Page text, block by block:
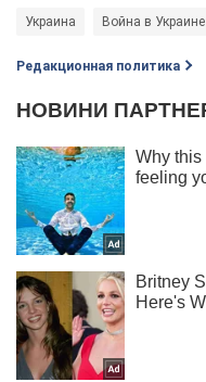
Украина Война в Украине
Редакционная политика